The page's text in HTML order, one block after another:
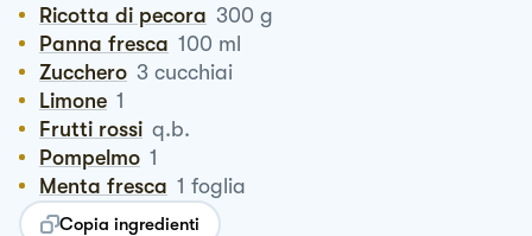
Ricotta di pecora 300 g
Panna fresca 100 ml
Zucchero 3 cucchiai
Limone 1
Frutti rossi q.b.
Pompelmo 1
Menta fresca 1 foglia
Copia ingredienti